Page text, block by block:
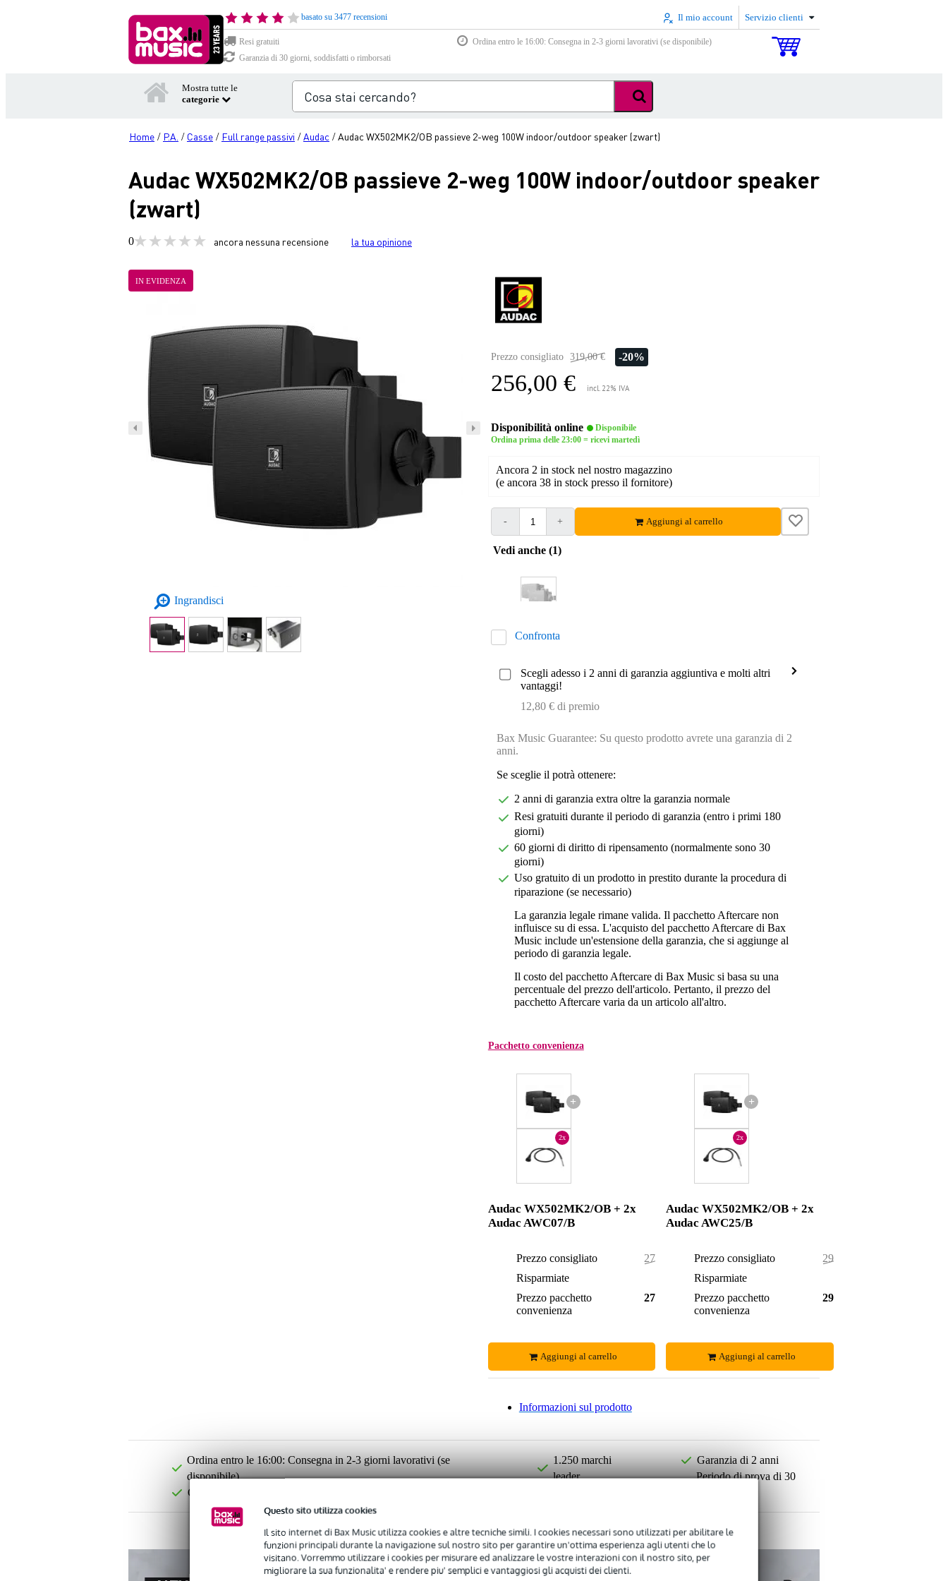
Questo sito utilizza cookies
Il sito internet di Bax Music utilizza cookies e altre tecniche simili. I cookies necessari sono utilizzati per abilitare le
funzioni principali durante la navigazione sul nostro sito per garantire un'ottima esperienza agli utenti che lo
visitano. Vorremmo utilizzare i cookies per misurare ed analizzare le vostre interazioni con il nostro sito, per
migliorare la sua funzionalita' e rendere piu' semplici e vantaggiosi gli acquisti dei clienti.
basato su 3477 recensioni Il mio account Servizio clienti
Resi gratuiti
Ordina entro le 16:00: Consegna in 2-3 giorni lavorativi (se disponibile)
Garanzia di 30 giorni, soddisfatti o rimborsati
Mostra tutte le
categorie
Home / P.A. / Casse / Full range passivi /Audac /Audac WX502MK2/OB passieve 2-weg 100W indoor/outdoor speaker (zwart)
Audac WX502MK2/OB passieve 2-weg 100W indoor/outdoor speaker
(zwart)
0 ancora nessuna recensione la tua opinione
IN EVIDENZA
Ingrandisci
Prezzo consigliato 319,00 € -20%
256,00 € incl. 22% IVA
Disponibilità online
Disponibile
Ordina prima delle 23:00 = ricevi martedì
Ancora 2 in stock nel nostro magazzino
(e ancora 38 in stock presso il fornitore)
- + Aggiungi al carrello
Vedi anche (1)
Confronta
Scegli adesso i 2 anni di garanzia aggiuntiva e molti altri
vantaggi!
12,80 € di premio
Bax Music Guarantee: Su questo prodotto avrete una garanzia di 2
anni.
Se sceglie il potrà ottenere:
2 anni di garanzia extra oltre la garanzia normale
Resi gratuiti durante il periodo di garanzia (entro i primi 180
giorni)
60 giorni di diritto di ripensamento (normalmente sono 30
giorni)
Uso gratuito di un prodotto in prestito durante la procedura di
riparazione (se necessario)
La garanzia legale rimane valida. Il pacchetto Aftercare non
influisce su di essa. L'acquisto del pacchetto Aftercare di Bax
Music include un'estensione della garanzia, che si aggiunge al
periodo di garanzia legale.
Il costo del pacchetto Aftercare di Bax Music si basa su una
percentuale del prezzo dell'articolo. Pertanto, il prezzo del
pacchetto Aftercare varia da un articolo all'altro.
Pacchetto convenienza
+
2x
Audac WX502MK2/OB + 2x
Audac AWC07/B
Prezzo consigliato
279,20 €
Risparmiate
Prezzo pacchetto
convenienza
277,00 €
Aggiungi al carrello
+
2x
Audac WX502MK2/OB + 2x
Audac AWC25/B
Prezzo consigliato
298,80 €
Risparmiate
Prezzo pacchetto
convenienza
294,00 €
Aggiungi al carrello
Informazioni sul prodotto
Ordina entro le 16:00: Consegna in 2-3 giorni lavorativi (se
disponibile)
Oltre 48.000 articoli disponibili
1.250 marchi
leader
Garanzia di 2 anni
Periodo di prova di 30